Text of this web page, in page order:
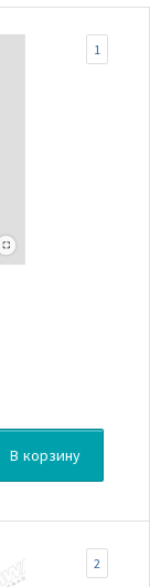
1
В корзину
2